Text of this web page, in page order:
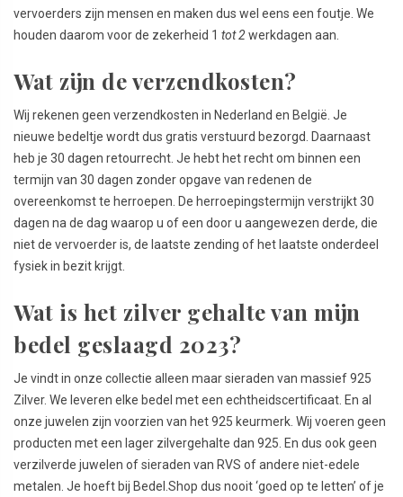
vervoerders zijn mensen en maken dus wel eens een foutje. We
houden daarom voor de zekerheid 1 tot 2werkdagen aan.
Wat zijn de verzendkosten?
Wij rekenen geen verzendkosten in Nederland en België. Je
nieuwe bedeltje wordt dus gratis verstuurd bezorgd. Daarnaast
heb je 30 dagen retourrecht. Je hebt het recht om binnen een
termijn van 30 dagen zonder opgave van redenen de
overeenkomst te herroepen. De herroepingstermijn verstrijkt 30
dagen na de dag waarop u of een door u aangewezen derde, die
niet de vervoerder is, de laatste zending of het laatste onderdeel
fysiek in bezit krijgt.
Wat is het zilver gehalte van mijn
bedel geslaagd 2023?
Je vindt in onze collectie alleen maar sieraden van massief 925
Zilver. We leveren elke bedel met een echtheidscertificaat. En al
onze juwelen zijn voorzien van het 925 keurmerk. Wij voeren geen
producten met een lager zilvergehalte dan 925. En dus ook geen
verzilverde juwelen of sieraden van RVS of andere niet-edele
metalen. Je hoeft bij Bedel.Shop dus nooit ‘goed op te letten’ of je